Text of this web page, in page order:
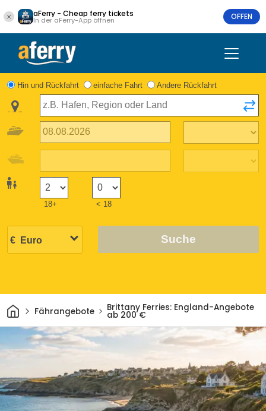
aFerry - Cheap ferry tickets
In der aFerry-App öffnen OFFEN
Hin und Rückfahrt einfache Fahrt Andere Rückfahrt
18+ < 18
Suche
HeimFährangebote Brittany Ferries: England-Angebote
ab 200 €